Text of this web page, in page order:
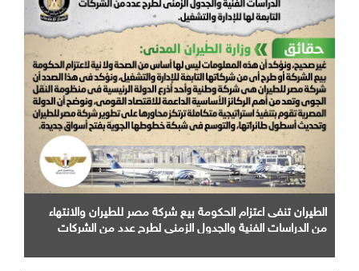
الطيران تنفى اعتزام الحكومة بيع شركة مصر للطيران والانتهاء
من الدراسات الفنية والجدول الزمني لطرح عدد من الشركات